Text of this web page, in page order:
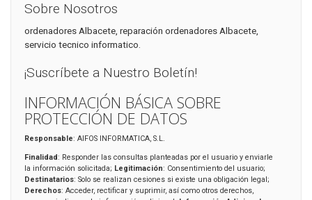
Sobre Nosotros
ordenadores Albacete, reparación ordenadores Albacete,
servicio tecnico informatico.
¡Suscríbete a Nuestro Boletín!
INFORMACIÓN BÁSICA SOBRE
PROTECCIÓN DE DATOS
Responsable: AIFOS INFORMATICA, S.L.
Finalidad: Responder las consultas planteadas por el usuario y enviarle
la información solicitada; Legitimación: Consentimiento del usuario;
Destinatarios: Solo se realizan cesiones si existe una obligación legal;
Derechos: Acceder, rectificar y suprimir, así como otros derechos,